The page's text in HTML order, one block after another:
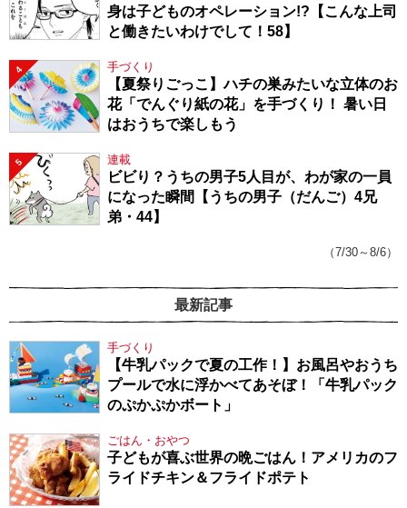
身は子どものオペレーション!?【こんな上司
と働きたいわけでして！58】
4 手づくり
【夏祭りごっこ】ハチの巣みたいな立体のお
花「でんぐり紙の花」を手づくり！ 暑い日
はおうちで楽しもう
5 連載
ビビり？うちの男子5人目が、わが家の一員
になった瞬間【うちの男子（だんご）4兄
弟・44】
（7/30～8/6）
最新記事
手づくり
【牛乳パックで夏の工作！】お風呂やおうち
プールで水に浮かべてあそぼ！「牛乳パック
のぷかぷかボート」
ごはん・おやつ
子どもが喜ぶ世界の晩ごはん！アメリカのフ
ライドチキン＆フライドポテト